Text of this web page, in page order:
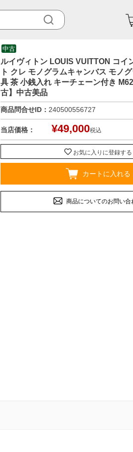
中古
ルイヴィトン LOUIS VUITTON コイ
ト クレ モノグラムキャンバス モノ
具 茶 小銭入れ キーチェーン付き
古】中古美品
商品問合せID： 240500556727
当店価格： ¥49,000税込
お気に入りに登録する
カートに入れる
商品についてのお問い合